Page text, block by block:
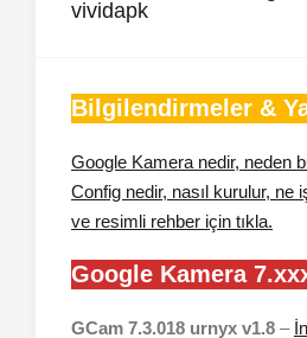
vividapk
Bilgilendirmeler &
Google Kamera nedir, neden
Config nedir, nasıl kurulur, ne
ve resimli rehber için tıkla.
Google Kamera
GCam 7.3.018 urnyx v1.8 –